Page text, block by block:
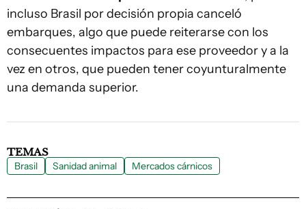
incluso Brasil por decisión propia canceló
embarques, algo que puede reiterarse con los
consecuentes impactos para ese proveedor y a la
vez en otros, que pueden tener coyunturalmente
una demanda superior.
TEMAS
Brasil Sanidad animal Mercados cárnicos